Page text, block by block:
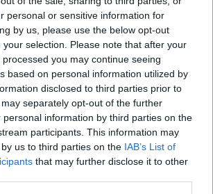
personal or sensitive information for
by us, please use the below opt-out
selection. Please note that after your
you may continue seeing
based on personal information utilized by
disclosed to third parties prior to
separately opt-out of the further
personal information by third parties on the
participants. This information may
us to third parties on the IAB’s List of
that may further disclose it to other
agyba jussanak, és belülről
maga az alapötlet, miszerint
le, majd küldünk egy másik
is eléggé beteges, de
izgalmas is. Bár a filmet a 60-
forgatták le, és mai szemmel nézve
képi világgal képes
mégsem lehet azt mondani
kreatív.